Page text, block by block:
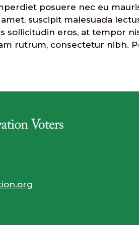
posuere nec eu
suscipit malesuada
sollicitudin eros, at tempor
rutrum, consectetur nibh.